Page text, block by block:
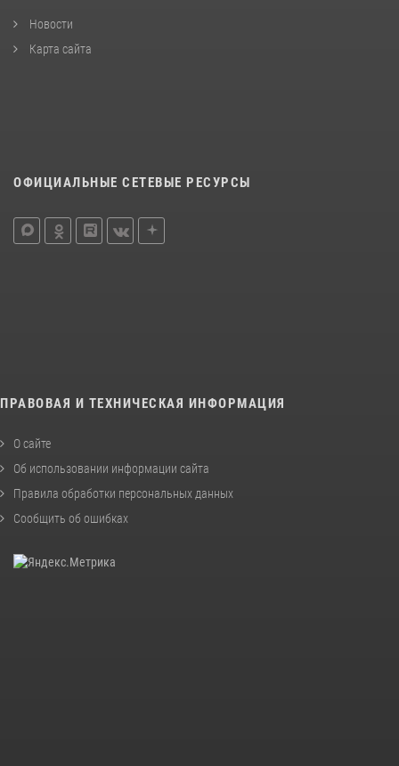
Новости
Карта сайта
ОФИЦИАЛЬНЫЕ СЕТЕВЫЕ РЕСУРСЫ
ПРАВОВАЯ И ТЕХНИЧЕСКАЯ ИНФОРМАЦИЯ
О сайте
Об использовании информации сайта
Правила обработки персональных данных
Сообщить об ошибках